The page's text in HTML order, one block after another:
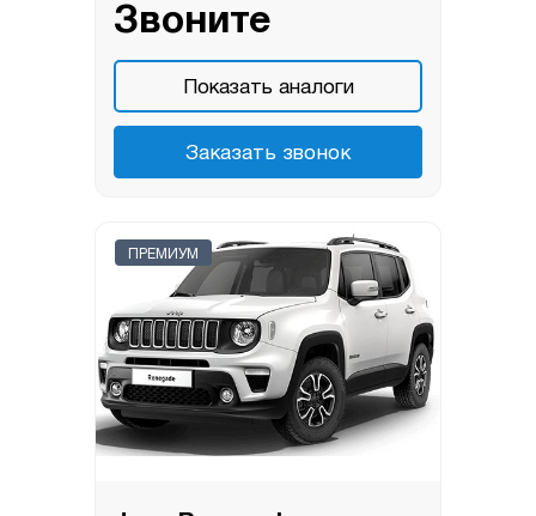
Звоните
Показать аналоги
Заказать звонок
ПРЕМИУМ